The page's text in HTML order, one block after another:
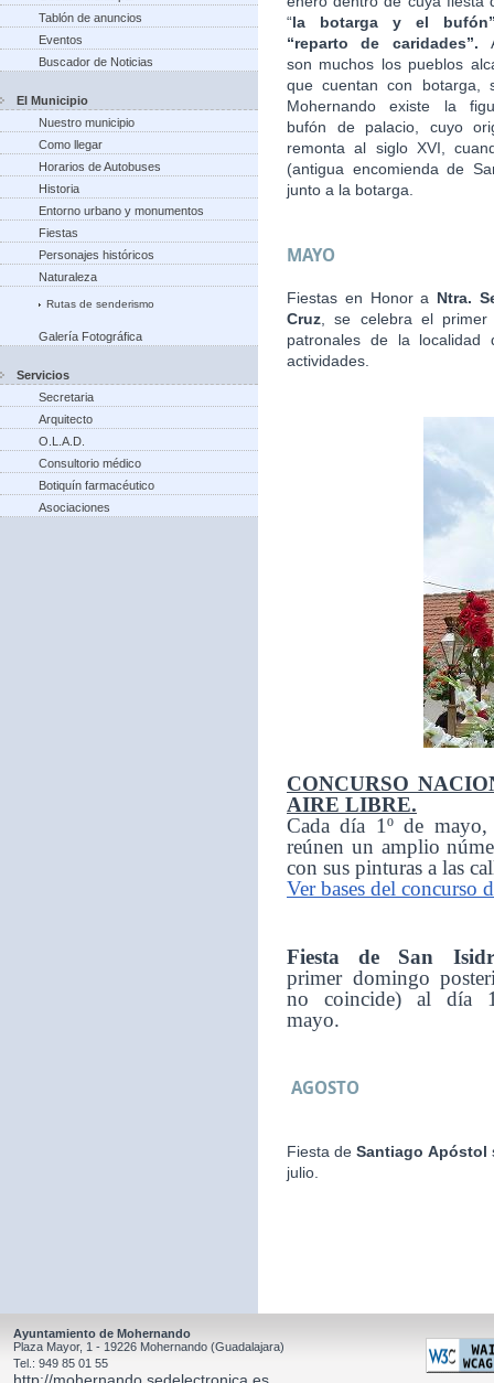
Tablón de anuncios
Eventos
Buscador de Noticias
El Municipio
Nuestro municipio
Como llegar
Horarios de Autobuses
Historia
Entorno urbano y monumentos
Fiestas
Personajes históricos
Naturaleza
Rutas de senderismo
Galería Fotográfica
Servicios
Secretaria
Arquitecto
O.L.A.D.
Consultorio médico
Botiquín farmacéutico
Asociaciones
“la botarga
y el
“reparto de caridades”.
son muchos los pueblos
que cuentan con botarga,
Mohernando existe la
bufón de palacio, cuyo
remonta al siglo XVI,
(antigua encomienda de
junto a la botarga.
MAYO
Fiestas en Honor a Ntra.
Cruz , se celebra el
patronales de la
actividades.
CONCURSO
AIRE LIBRE.
Cada día 1º de mayo,
reúnen un amplio
con sus pinturas a las
Ver bases del concurso
Fiesta de San
primer domingo
no coincide) al día
mayo.
AGOSTO
Fiesta deSantiago Apóstol
julio.
Ayuntamiento de Mohernando
Plaza Mayor, 1 - 19226 Mohernando (Guadalajara)
Tel.: 949 85 01 55